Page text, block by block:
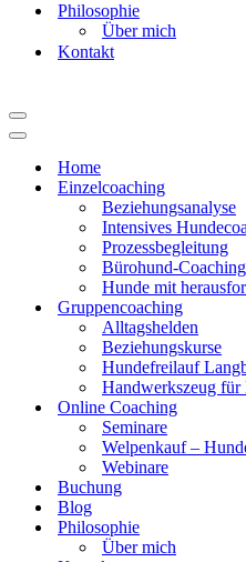
Philosophie
Über mich
Kontakt
Navigations-
Menü
Navigations-
Home
Einzelcoaching
Beziehungsanalyse
Intensives
Prozessbegleitung
Bürohund-Coaching
Hunde mit
Gruppencoaching
Alltagshelden
Beziehungskurse
Hundefreilauf
Handwerkszeug für
Online Coaching
Seminare
Welpenkauf –
Webinare
Buchung
Blog
Philosophie
Über mich